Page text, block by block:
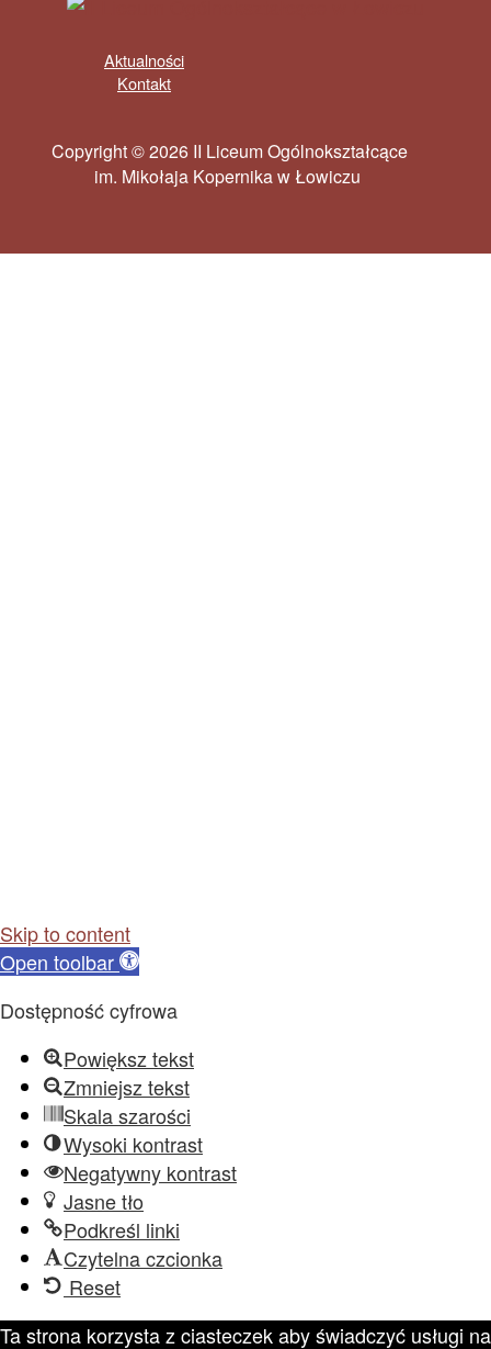
Aktualności
Kontakt
Copyright © 2026 II Liceum Ogólnokształcące
im. Mikołaja Kopernika w Łowiczu
Skip to content
Open toolbar
Dostępność cyfrowa
Powiększ tekst
Zmniejsz tekst
Skala szarości
Wysoki kontrast
Negatywny kontrast
Jasne tło
Podkreśl linki
Czytelna czcionka
Reset
Ta strona korzysta z ciasteczek aby świadczyć usługi na